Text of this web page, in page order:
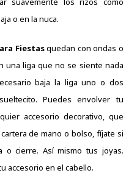
o en la nuca.
Fiestasquedan con ondas o
una liga que no se siente nada
baja la liga uno o dos
Puedes envolver tu
accesorio decorativo, que
de mano o bolso, fíjate si
o cierre. Así mismo tus joyas.
accesorio en el cabello.